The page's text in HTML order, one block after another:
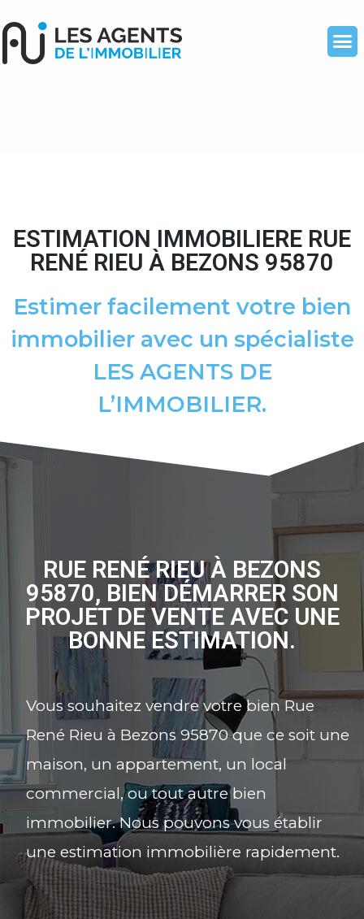
ESTIMATION IMMOBILIERE RUE
RENÉ RIEU À BEZONS 95870
Estimer facilement votre bien
immobilier avec un spécialiste
LES AGENTS DE
L’IMMOBILIER.
RUE RENÉ RIEU À BEZONS
95870, BIEN DÉMARRER SON
PROJET DE VENTE AVEC UNE
BONNE ESTIMATION.
Vous souhaitez vendre votre bien Rue
René Rieu à Bezons 95870 que ce soit une
maison, un appartement, un local
commercial, ou tout autre bien
immobilier. Nous pouvons vous établir
une estimation immobilière rapidement.